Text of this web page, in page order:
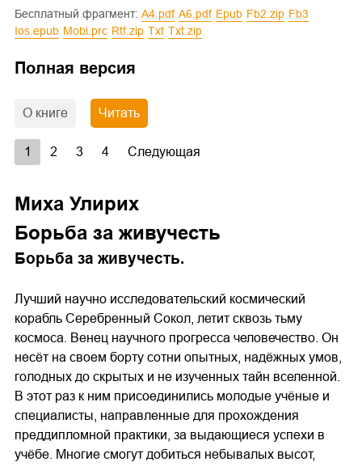
Бесплатный фрагмент:
a4.pdf a6.pdf epub fb2.zip
fb3
ios.epub
mobi.prc rtf.zip txt txt.zip
Полная версия
О книге Читать
1 2 3 4 Следующая
Миха Улирих
Борьба за живучесть
Борьба за живучесть.
Лучший научно исследовательский космический
корабль Серебренный Сокол, летит сквозь тьму
космоса. Венец научного прогресса человечество. Он
несёт на своем борту сотни опытных, надёжных умов,
голодных до скрытых и не изученных тайн вселенной.
В этот раз к ним присоединились молодые учёные и
специалисты, направленные для прохождения
преддипломной практики, за выдающиеся успехи в
учёбе. Многие смогут добиться небывалых высот,